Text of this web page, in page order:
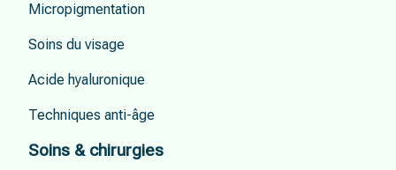
Micropigmentation
Soins du visage
Acide hyaluronique
Techniques anti-âge
Soins & chirurgies